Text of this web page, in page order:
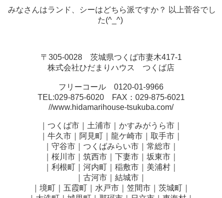
みなさんはランド、シーはどちら派ですか？ 以上菅谷でし
た(^_^)
〒305-0028 茨城県つくば市妻木417-1
株式会社ひだまりハウス つくば店
フリーコール 0120-01-9966
TEL:029-875-6020 FAX：029-875-6021
//www.hidamarihouse-tsukuba.com/
｜つくば市｜土浦市｜かすみがうら市｜
｜牛久市｜阿見町｜龍ケ崎市｜取手市｜
｜守谷市｜つくばみらい市｜常総市｜
｜桜川市｜筑西市｜下妻市｜坂東市｜
｜利根町｜河内町｜稲敷市｜美浦村｜
｜古河市｜結城市｜
｜境町｜五霞町｜水戸市｜笠間市｜茨城町｜